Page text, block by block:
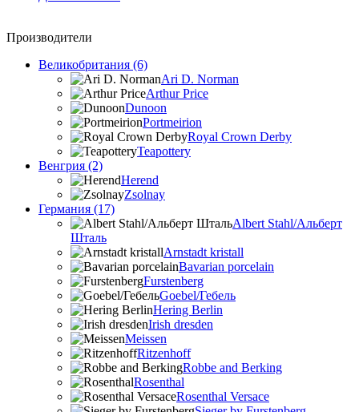
Производители
Великобритания (6)
Ari D. Norman
Arthur Price
Dunoon
Portmeirion
Royal Crown Derby
Teapottery
Венгрия (2)
Herend
Zsolnay
Германия (17)
Albert Stahl/Альбеpт
Шталь
Arnstadt kristall
Bavarian porcelain
Furstenberg
Goebel/Гебель
Hering Berlin
Irish dresden
Meissen
Ritzenhoff
Robbe and Berking
Rosenthal
Rosenthal Versace